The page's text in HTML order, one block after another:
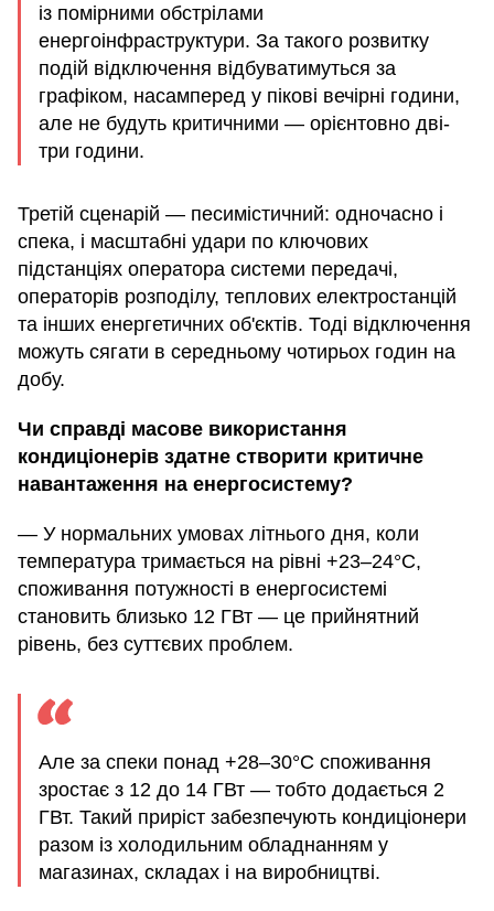
із помірними обстрілами
енергоінфраструктури. За такого розвитку
подій відключення відбуватимуться за
графіком, насамперед у пікові вечірні години,
але не будуть критичними — орієнтовно дві-
три години.
Третій сценарій — песимістичний: одночасно і
спека, і масштабні удари по ключових
підстанціях оператора системи передачі,
операторів розподілу, теплових електростанцій
та інших енергетичних об'єктів. Тоді відключення
можуть сягати в середньому чотирьох годин на
добу.
Чи справді масове використання
кондиціонерів здатне створити критичне
навантаження на енергосистему?
— У нормальних умовах літнього дня, коли
температура тримається на рівні +23–24°C,
споживання потужності в енергосистемі
становить близько 12 ГВт — це прийнятний
рівень, без суттєвих проблем.
Але за спеки понад +28–30°C споживання
зростає з 12 до 14 ГВт — тобто додається 2
ГВт. Такий приріст забезпечують кондиціонери
разом із холодильним обладнанням у
магазинах, складах і на виробництві.